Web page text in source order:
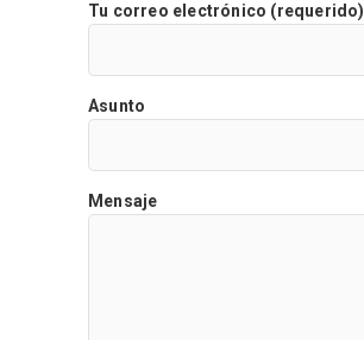
Tu correo electrónico (requerido)
Asunto
Mensaje